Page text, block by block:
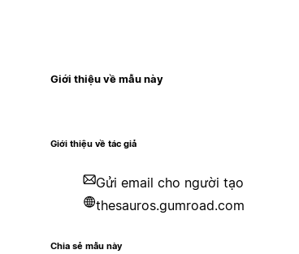
Giới thiệu về mẫu này
Giới thiệu về tác giả
Gửi email cho người tạo
thesauros.gumroad.com
Chia sẻ mẫu này